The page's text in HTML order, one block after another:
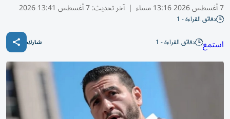
7 أغسطس 2026 13:16 مساء | آخر تحديث:7 أغسطس 13:41 2026
دقائق القراءة - 1
استمع دقائق القراءة - 1 شارك